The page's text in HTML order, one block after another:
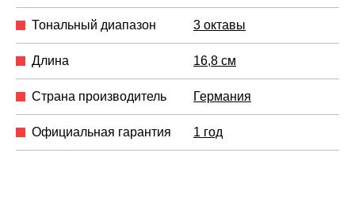
Тональный диапазон 3 октавы
Длина 16,8 см
Страна производитель Германия
Официальная гарантия 1 год